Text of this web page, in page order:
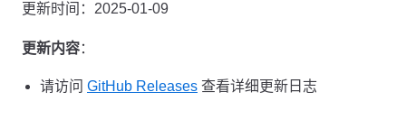
更新时间：2025-01-09
更新内容：
请访问 GitHub Releases 查看详细更新日志